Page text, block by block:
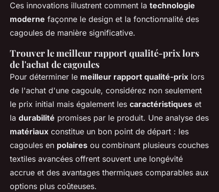
Ces innovations illustrent comment la technologie
moderne façonne le design et la fonctionnalité des
cagoules de manière significative.
Trouver le meilleur rapport qualité-prix lors
de l'achat de cagoules
Pour déterminer le meilleur rapport qualité-prix lors
de l'achat d'une cagoule, considérez non seulement
le prix initial mais également les caractéristiques et
la durabilité promises par le produit. Une analyse des
matériaux constitue un bon point de départ : les
cagoules en polaires ou combinant plusieurs couches
textiles avancées offrent souvent une longévité
accrue et des avantages thermiques comparables aux
options plus coûteuses.